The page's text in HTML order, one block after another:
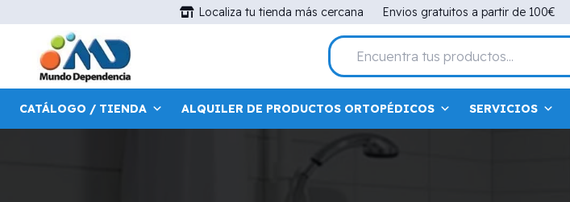
Localiza tu tienda más cercana Envios gratuitos a partir de 100€
CATÁLOGO / TIENDA ALQUILER DE PRODUCTOS ORTOPÉDICOS SERVICIOS